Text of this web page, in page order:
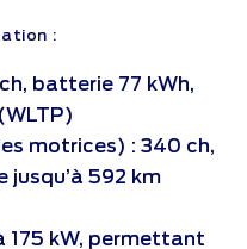
:
batterie 77 kWh,
motrices) : 340 ch,
592 km
175 kW, permettant